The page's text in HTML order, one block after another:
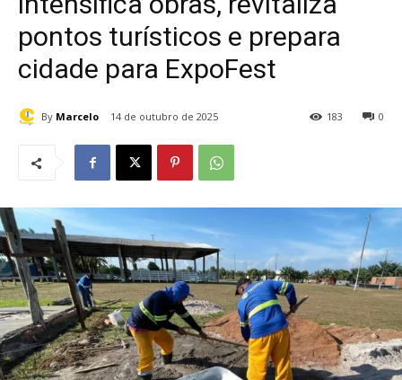
pontos turísticos e prepara
cidade para ExpoFest
By Marcelo 14 de outubro de 2025 0
183